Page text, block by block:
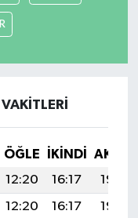
ÖĞLE İKINDI
12:20 16:17
19:40
12:20 16:17
19:39